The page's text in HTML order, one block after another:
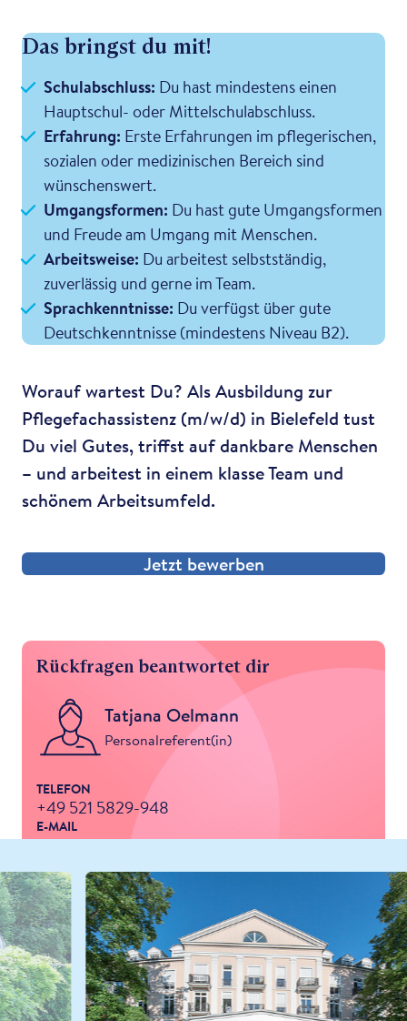
Das bringst du mit!
Schulabschluss: Du hast mindestens einen
Hauptschul- oder Mittelschulabschluss.
Erfahrung: Erste Erfahrungen im pflegerischen,
sozialen oder medizinischen Bereich sind
wünschenswert.
Umgangsformen: Du hast gute Umgangsformen
und Freude am Umgang mit Menschen.
Arbeitsweise: Du arbeitest selbstständig,
zuverlässig und gerne im Team.
Sprachkenntnisse: Du verfügst über gute
Deutschkenntnisse (mindestens Niveau B2).
Worauf wartest Du? Als Ausbildung zur
Pflegefachassistenz (m/w/d) in Bielefeld tust
Du viel Gutes, triffst auf dankbare Menschen
– und arbeitest in einem klasse Team und
schönem Arbeitsumfeld.
Jetzt bewerben
Rückfragen beantwortet dir
Tatjana Oelmann
Personalreferent(in)
TELEFON
+49 521 5829-948
E-MAIL
oelmann-tatjana@kwa.de